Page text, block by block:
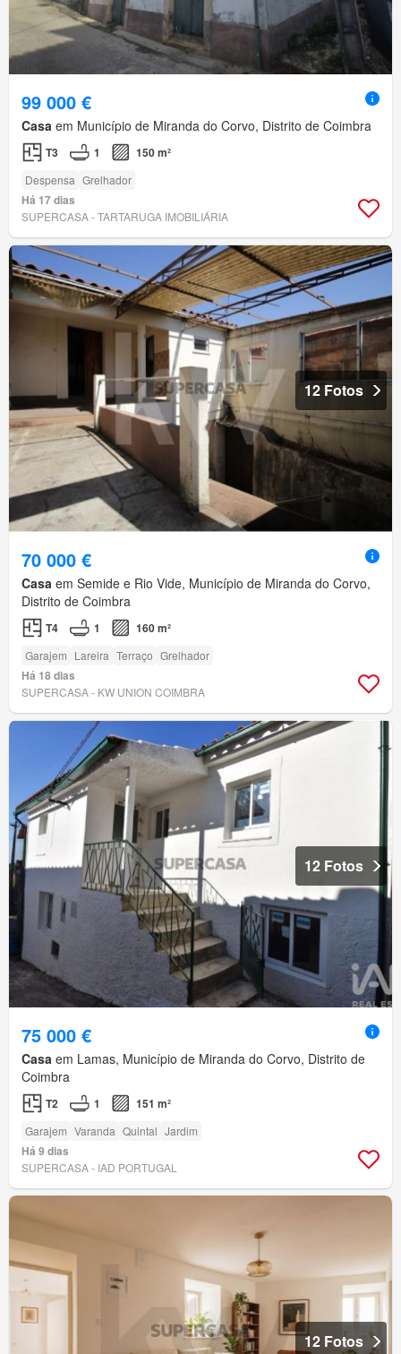
99 000 €
Casa em Município de Miranda do Corvo, Distrito de Coimbra
T3 1 150 m²
Despensa Grelhador
Há 17 dias
SUPERCASA - TARTARUGA IMOBILIÁRIA
12 Fotos
70 000 €
Casa em Semide e Rio Vide, Município de Miranda do Corvo,
Distrito de Coimbra
T4 1 160 m²
Garajem Lareira Terraço Grelhador
Há 18 dias
SUPERCASA - KW UNION COIMBRA
12 Fotos
75 000 €
Casa em Lamas, Município de Miranda do Corvo, Distrito de
Coimbra
T2 1 151 m²
Garajem Varanda Quintal Jardim
Há 9 dias
SUPERCASA - IAD PORTUGAL
12 Fotos